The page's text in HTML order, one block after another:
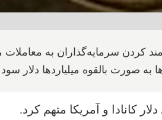
کردن سرمایه‌گذاران به معاملات
‌به صورت بالقوه میلیاردها دلار